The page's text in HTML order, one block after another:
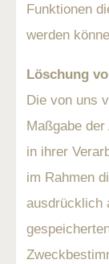
Funktionen
werden
Löschung
Die von uns
Maßgabe
in ihrer
im Rahmen
ausdrücklich